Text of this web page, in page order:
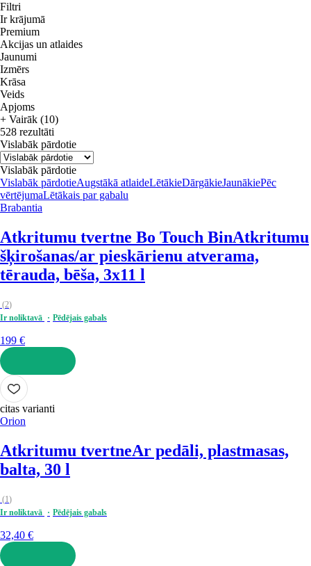
Filtri
Ir krājumā
Premium
Akcijas un atlaides
Jaunumi
Izmērs
Krāsa
Veids
Apjoms
+ Vairāk (10)
528 rezultāti
Vislabāk pārdotie
Vislabāk pārdotie
Vislabāk pārdotieAugstākā atlaideLētākieDārgākieJaunākiePēc
vērtējumaLētākais par gabalu
Brabantia
Atkritumu tvertne Bo Touch BinAtkritumu
šķirošanas/ar pieskārienu atverama,
tērauda, bēša, 3x11 l
(2)
Ir noliktavā
Pēdējais gabals
199 €
LIKT GROZĀ
citas varianti
Orion
Atkritumu tvertneAr pedāli, plastmasas,
balta, 30 l
(1)
Ir noliktavā
Pēdējais gabals
32,40 €